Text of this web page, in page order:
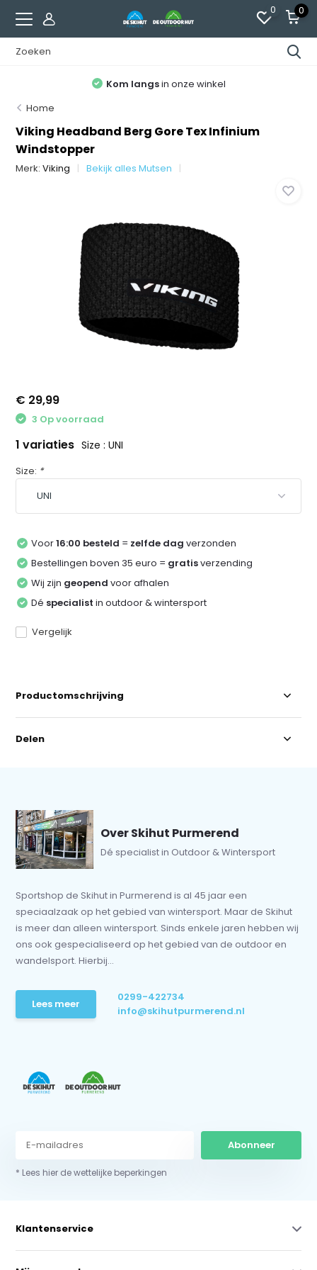
0 0
Kom langsin onze winkel
Home
Viking Headband Berg Gore Tex Infinium
Windstopper
Merk:Viking Bekijk alles Mutsen
€ 29,99
3 Op voorraad
1 variaties Size : UNI
Size: *
Voor16:00 besteld = zelfde dag verzonden
Bestellingen boven 35 euro = gratisverzending
Wij zijn geopend voor afhalen
Dé specialist in outdoor & wintersport
Vergelijk
Productomschrijving
Delen
Over Skihut Purmerend
Dé specialist in Outdoor & Wintersport
Sportshop de Skihut in Purmerend is al 45 jaar een
speciaalzaak op het gebied van wintersport. Maar de Skihut
is meer dan alleen wintersport. Sinds enkele jaren hebben wij
ons ook gespecialiseerd op het gebied van de outdoor en
wandelsport. Hierbij...
Lees meer
0299-422734
info@skihutpurmerend.nl
Abonneer
* Lees hier de wettelijke beperkingen
Klantenservice